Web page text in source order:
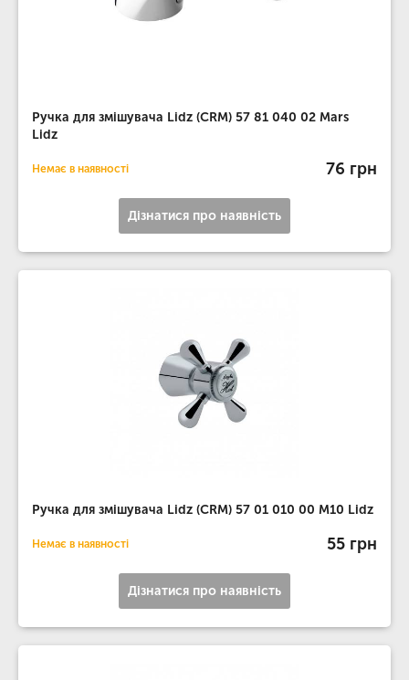
Ручка для змішувача Lidz (CRM) 57 81 040 02 Mars
Lidz
Немає в наявності 76 грн
Дізнатися про наявність
Ручка для змішувача Lidz (CRM) 57 01 010 00 M10 Lidz
Немає в наявності 55 грн
Дізнатися про наявність